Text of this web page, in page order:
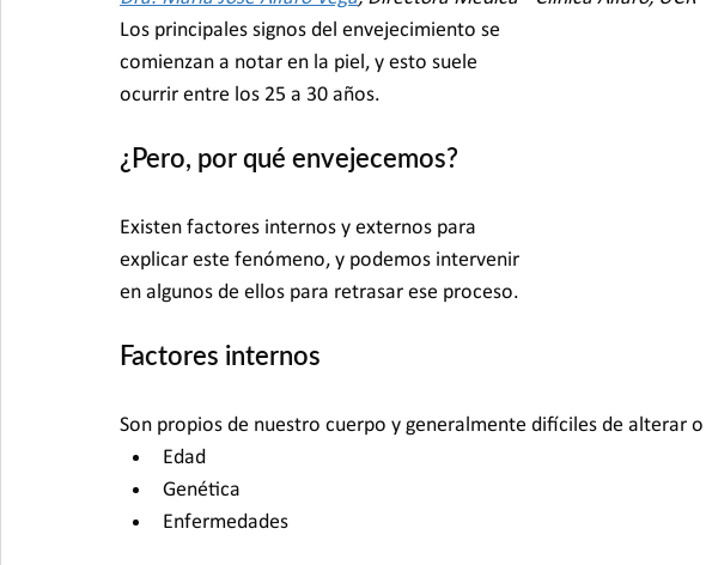
Los principales signos del envejecimiento se
comienzan a notar en la piel, y esto suele
ocurrir entre los 25 a 30 años.
¿Pero, por qué envejecemos?
Existen factores internos y externos para
explicar este fenómeno, y podemos intervenir
en algunos de ellos para retrasar ese proceso.
Factores internos
Son propios de nuestro cuerpo y generalmente difíciles de alterar
Edad
Genética
Enfermedades